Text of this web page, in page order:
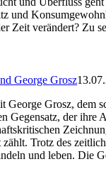
und
Zeit verändert? Zu
George Grosz
George Grosz, dem
Gegensatz, der
Trotz des
und leben. Die